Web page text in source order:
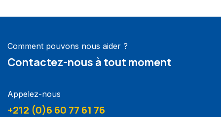
Comment pouvons nous aider ?
Contactez-nous à tout moment
Appelez-nous
+212 (0)6 60 77 61 76